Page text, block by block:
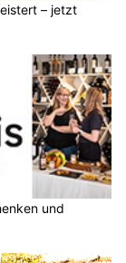
– jetzt
und